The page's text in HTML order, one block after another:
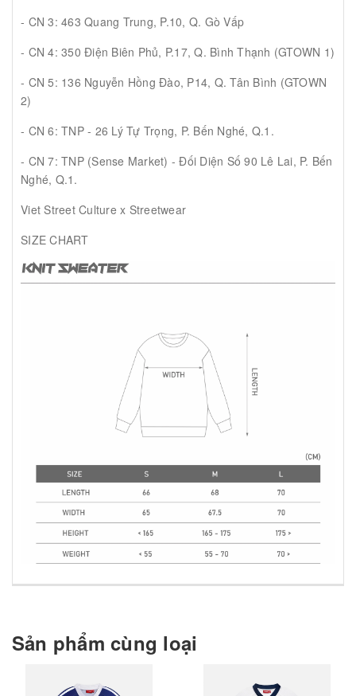
- CN 3: 463 Quang Trung, P.10, Q. Gò Vấp
- CN 4: 350 Điện Biên Phủ, P.17, Q. Bình Thạnh (GTOWN 1)
- CN 5: 136 Nguyễn Hồng Đào, P14, Q. Tân Bình (GTOWN
2)
- CN 6: TNP - 26 Lý Tự Trọng, P. Bến Nghé, Q.1.
- CN 7: TNP (Sense Market) - Đối Diện Số 90 Lê Lai, P. Bến
Nghé, Q.1.
Viet Street Culture x Streetwear
SIZE CHART
Sản phẩm cùng loại